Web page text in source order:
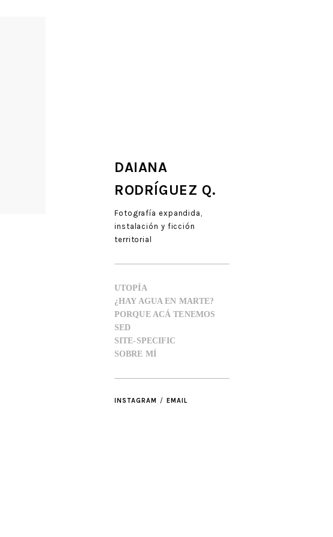
DAIANA
RODRÍGUEZ Q.
Fotografía expandida,
instalación y ficción
territorial
UTOPÍA
¿HAY AGUA EN MARTE?
PORQUE ACÁ TENEMOS
SED
SITE-SPECIFIC
SOBRE MÍ
INSTAGRAM EMAIL